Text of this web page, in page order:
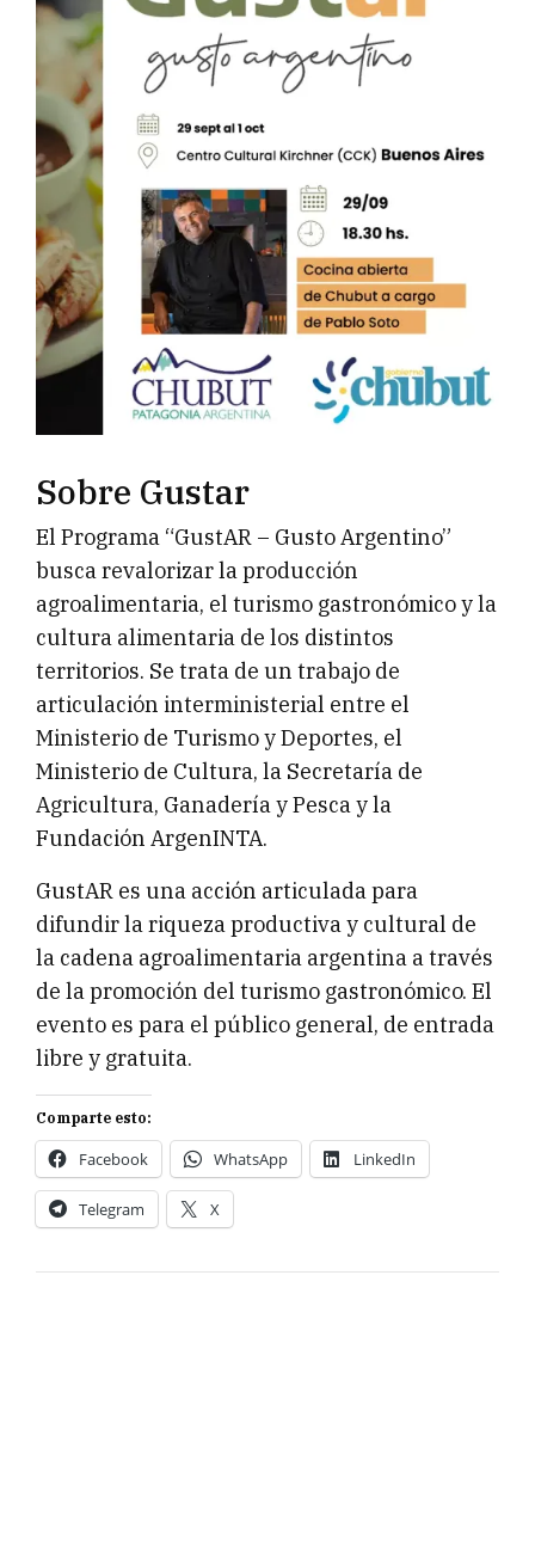
Sobre Gustar
El Programa “GustAR – Gusto Argentino”
busca revalorizar la producción
agroalimentaria, el turismo gastronómico y la
cultura alimentaria de los distintos
territorios. Se trata de un trabajo de
articulación interministerial entre el
Ministerio de Turismo y Deportes, el
Ministerio de Cultura, la Secretaría de
Agricultura, Ganadería y Pesca y la
Fundación ArgenINTA.
GustAR es una acción articulada para
difundir la riqueza productiva y cultural de
la cadena agroalimentaria argentina a través
de la promoción del turismo gastronómico. El
evento es para el público general, de entrada
libre y gratuita.
Comparte esto:
Facebook WhatsApp LinkedIn
Telegram X